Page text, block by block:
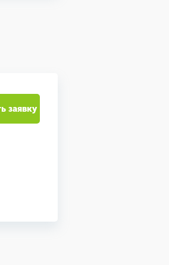
заявку